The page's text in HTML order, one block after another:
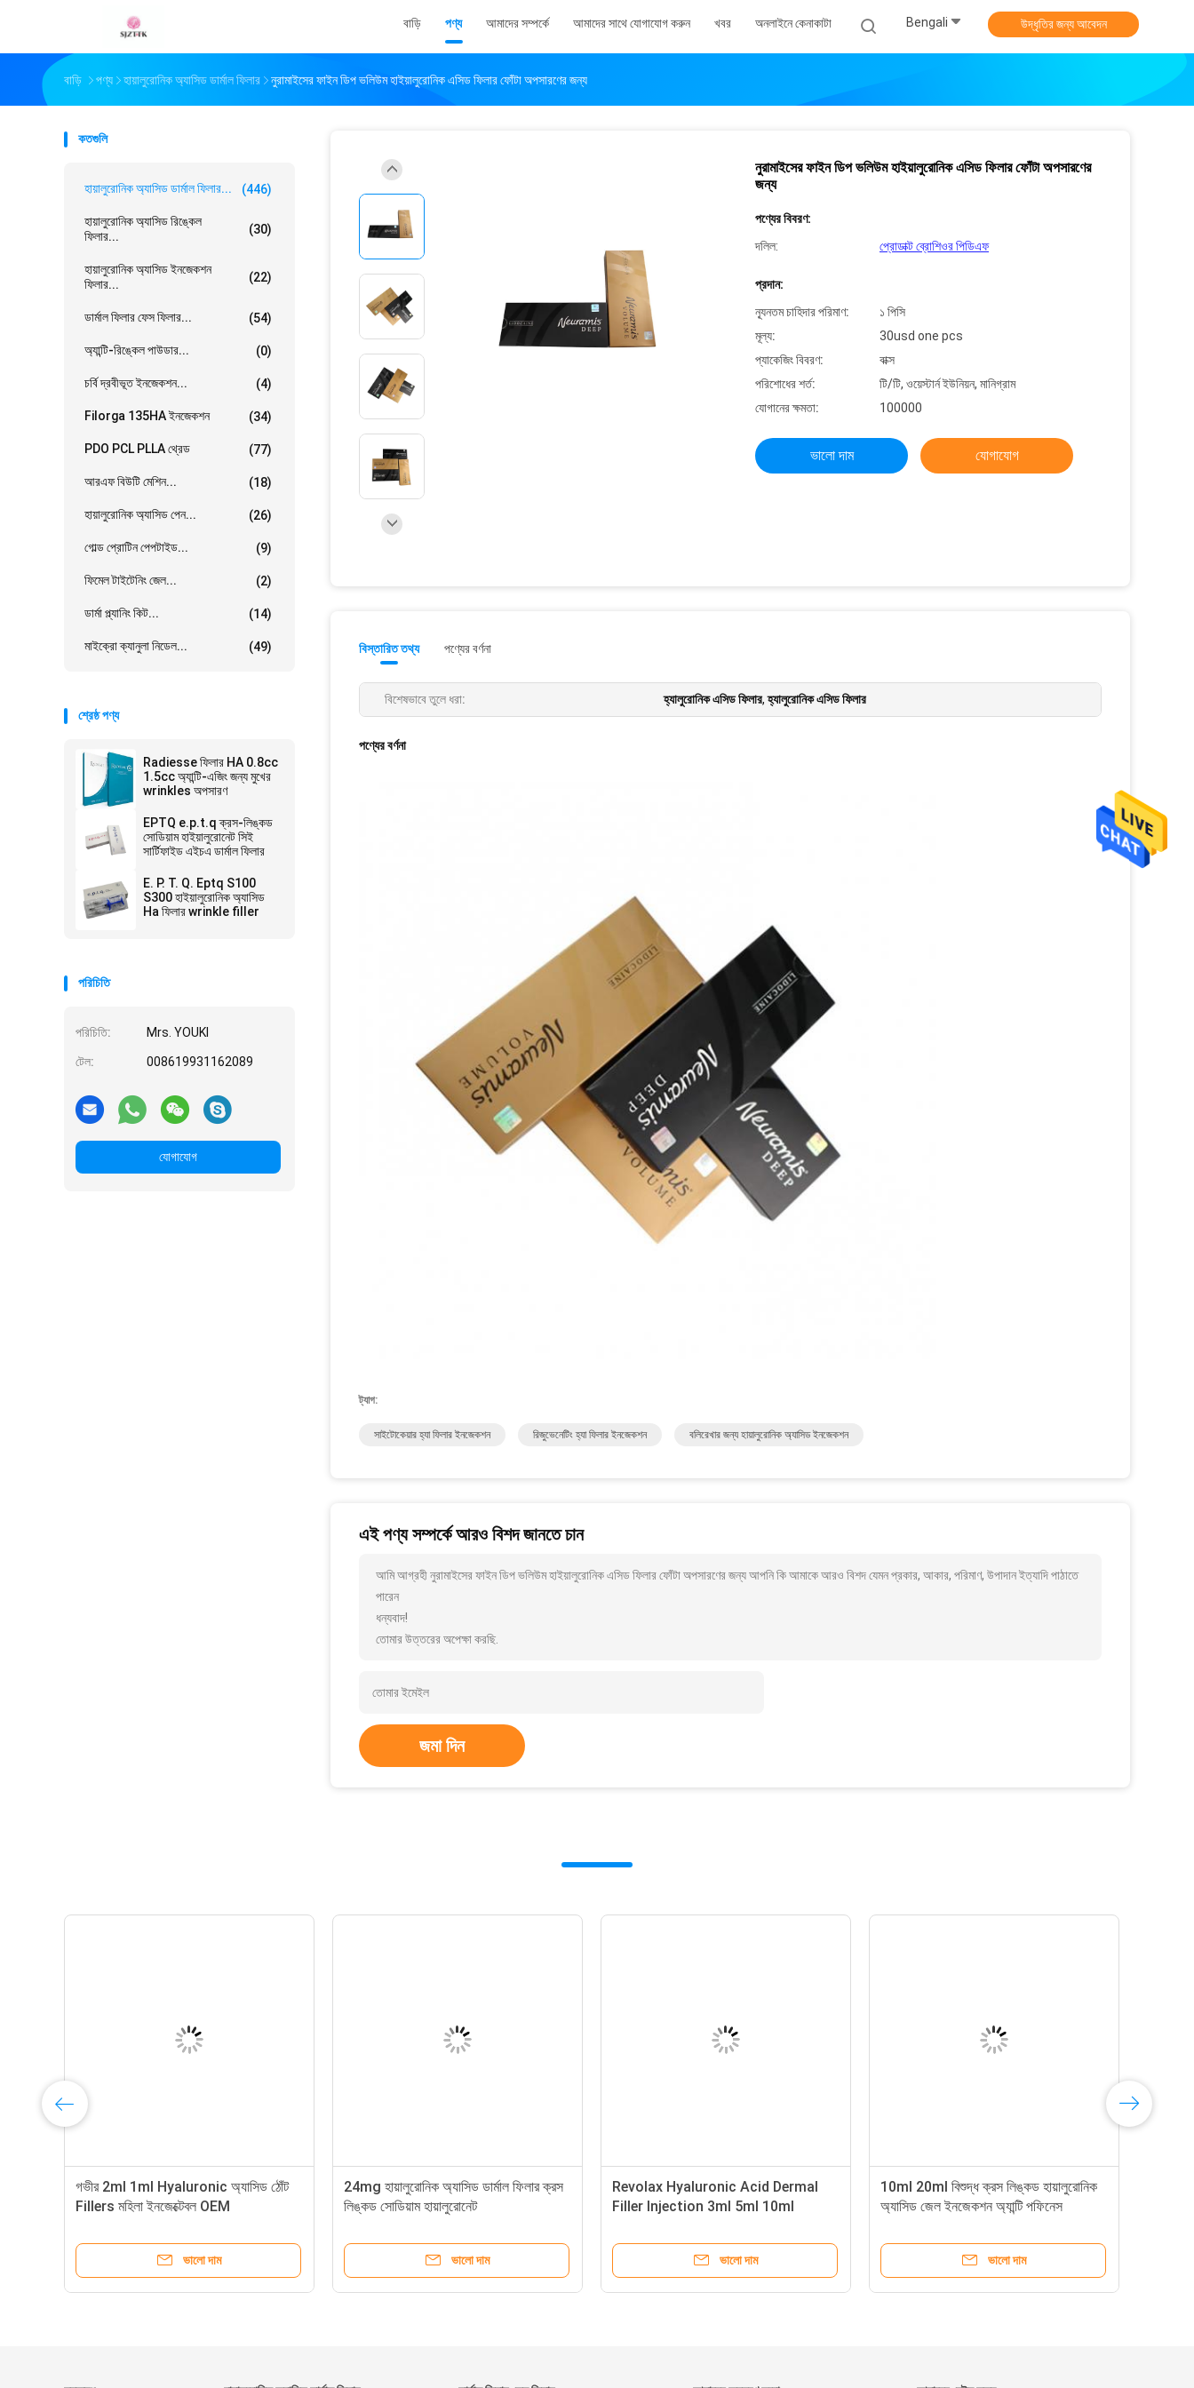
বাড়ি পণ্য আমাদের সম্পর্কে আমাদের সাথে যোগাযোগ করুন খবর অনলাইনে কেনাকাটা Bengali উদ্ধৃতির জন্য আবেদন
বাড়ি পণ্য হায়ালুরোনিক অ্যাসিড ডার্মাল ফিলার নুরামাইসের ফাইন ডিপ ভলিউম হাইয়ালুরোনিক এসিড ফিলার ফোঁটা অপসারণের জন্য
কতগুলি
হায়ালুরোনিক অ্যাসিড ডার্মাল ফিলার... (446)
হায়ালুরোনিক অ্যাসিড রিঙ্কেল
ফিলার...
(30)
হায়ালুরোনিক অ্যাসিড ইনজেকশন
ফিলার...
(22)
ডার্মাল ফিলার ফেস ফিলার... (54)
অ্যান্টি-রিঙ্কেল পাউডার... (0)
চর্বি দ্রবীভূত ইনজেকশন... (4)
Filorga 135HA ইনজেকশন (34)
PDO PCL PLLA থ্রেড (77)
আরএফ বিউটি মেশিন... (18)
হায়ালুরোনিক অ্যাসিড পেন... (26)
গোল্ড প্রোটিন পেপটাইড... (9)
ফিমেল টাইটেনিং জেল... (2)
ডার্মা প্ল্যানিং কিট... (14)
মাইক্রো ক্যানুলা নিডেল... (49)
শ্রেষ্ঠ পণ্য
Radiesse ফিলার HA 0.8cc
1.5cc অ্যান্টি-এজিং জন্য মুখের
wrinkles অপসারণ
EPTQ e.p.t.q ক্রস-লিঙ্কড
সোডিয়াম হাইয়ালুরোনেট সিই
সার্টিফাইড এইচএ ডার্মাল ফিলার
E. P. T. Q. Eptq S100
S300 হাইয়ালুরোনিক অ্যাসিড
Ha ফিলার wrinkle filler
পরিচিতি
পরিচিতি: Mrs. YOUKI
টেল: 008619931162089
যোগাযোগ
নুরামাইসের ফাইন ডিপ ভলিউম হাইয়ালুরোনিক এসিড ফিলার ফোঁটা অপসারণের
জন্য
পণ্যের বিবরণ:
দলিল:
প্রোডাক্ট ব্রোশিওর পিডিএফ
প্রদান:
ন্যূনতম চাহিদার পরিমাণ:
১ পিসি
মূল্য:
30usd one pcs
প্যাকেজিং বিবরণ:
বাক্স
পরিশোধের শর্ত:
টি/টি, ওয়েস্টার্ন ইউনিয়ন, মানিগ্রাম
যোগানের ক্ষমতা:
100000
ভালো দাম যোগাযোগ
বিস্তারিত তথ্য পণ্যের বর্ণনা
বিশেষভাবে তুলে ধরা: হ্যালুরোনিক এসিড ফিলার,হ্যালুরোনিক এসিড ফিলার
পণ্যের বর্ণনা
ট্যাগ:
সাইটোকেয়ার হ্যা ফিলার ইনজেকশন রিজুভেনেটিং হ্যা ফিলার ইনজেকশন বলিরেখার জন্য হায়ালুরোনিক অ্যাসিড ইনজেকশন
এই পণ্য সম্পর্কে আরও বিশদ জানতে চান
আমি আগ্রহী নুরামাইসের ফাইন ডিপ ভলিউম হাইয়ালুরোনিক এসিড ফিলার ফোঁটা অপসারণের জন্য আপনি কি আমাকে আরও বিশদ যেমন প্রকার, আকার, পরিমাণ, উপাদান ইত্যাদি পাঠাতে
পারেন
ধন্যবাদ!
তোমার উত্তরের অপেক্ষা করছি.
জমা দিন
গভীর 2ml 1ml Hyaluronic অ্যাসিড ঠোঁট
Fillers মহিলা ইনজেক্টেবল OEM
ভালো দাম
24mg হায়ালুরোনিক অ্যাসিড ডার্মাল ফিলার ক্রস
লিঙ্কড সোডিয়াম হায়ালুরোনেট
ভালো দাম
Revolax Hyaluronic Acid Dermal
Filler Injection 3ml 5ml 10ml
ভালো দাম
10ml 20ml বিশুদ্ধ ক্রস লিঙ্কড হায়ালুরোনিক
অ্যাসিড জেল ইনজেকশন অ্যান্টি পফিনেস
ভালো দাম